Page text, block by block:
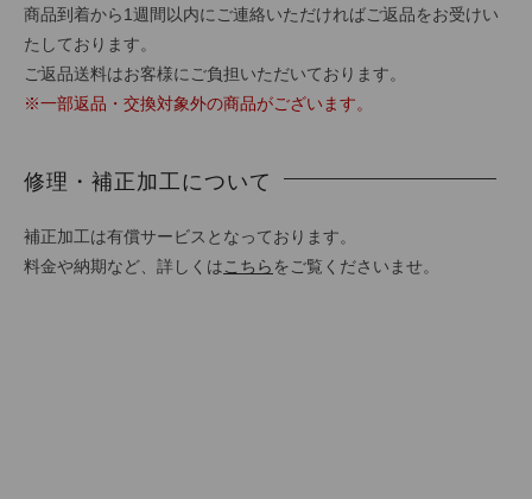
商品到着から1週間以内にご連絡いただければご返品をお受けい
たしております。
ご返品送料はお客様にご負担いただいております。
※一部返品・交換対象外の商品がございます。
修理・補正加工について
補正加工は有償サービスとなっております。
料金や納期など、詳しくは こちら をご覧くださいませ。